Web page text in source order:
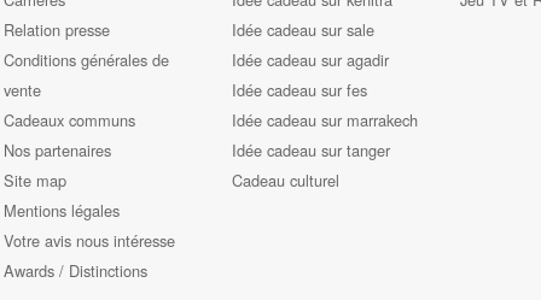
Relation presse
Conditions générales de
vente
Cadeaux communs
Nos partenaires
Site map
Mentions légales
Votre avis nous intéresse
Awards / Distinctions
Idée cadeau sur sale
Idée cadeau sur agadir
Idée cadeau sur fes
Idée cadeau sur marrakech
Idée cadeau sur tanger
Cadeau culturel